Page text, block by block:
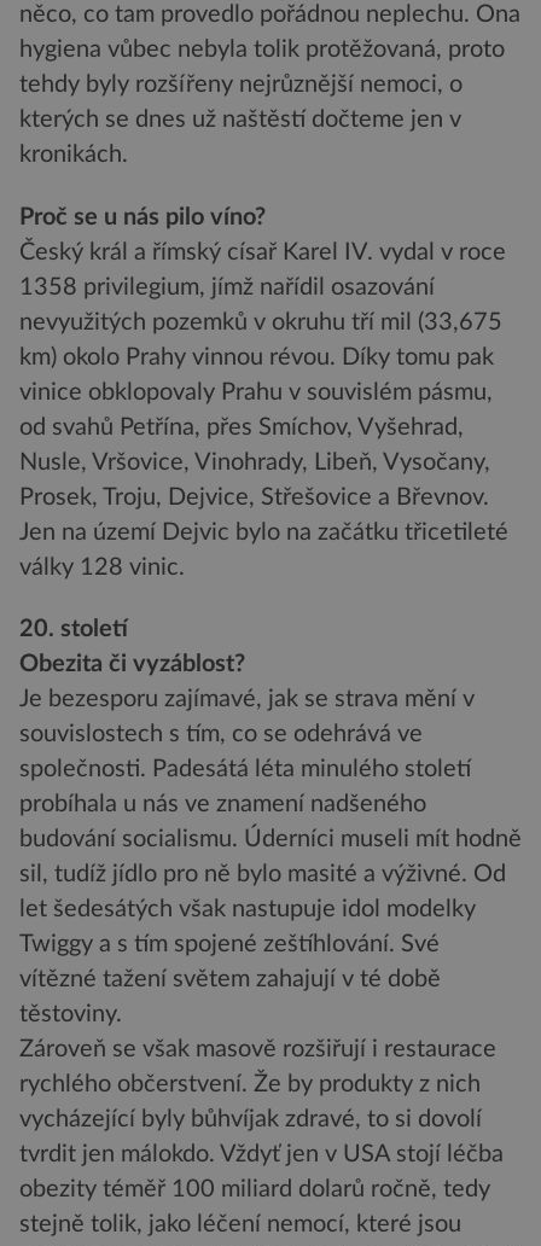
něco, co tam provedlo pořádnou neplechu. Ona
hygiena vůbec nebyla tolik protěžovaná, proto
tehdy byly rozšířeny nejrůznější nemoci, o
kterých se dnes už naštěstí dočteme jen v
kronikách.
Proč se u nás pilo víno?
Český král a římský císař Karel IV. vydal v roce
1358 privilegium, jímž nařídil osazování
nevyužitých pozemků v okruhu tří mil (33,675
km) okolo Prahy vinnou révou. Díky tomu pak
vinice obklopovaly Prahu v souvislém pásmu,
od svahů Petřína, přes Smíchov, Vyšehrad,
Nusle, Vršovice, Vinohrady, Libeň, Vysočany,
Prosek, Troju, Dejvice, Střešovice a Břevnov.
Jen na území Dejvic bylo na začátku třicetileté
války 128 vinic.
20. století
Obezita či vyzáblost?
Je bezesporu zajímavé, jak se strava mění v
souvislostech s tím, co se odehrává ve
společnosti. Padesátá léta minulého století
probíhala u nás ve znamení nadšeného
budování socialismu. Úderníci museli mít hodně
sil, tudíž jídlo pro ně bylo masité a výživné. Od
let šedesátých však nastupuje idol modelky
Twiggy a s tím spojené zeštíhlování. Své
vítězné tažení světem zahajují v té době
těstoviny.
Zároveň se však masově rozšiřují i restaurace
rychlého občerstvení. Že by produkty z nich
vycházející byly bůhvíjak zdravé, to si dovolí
tvrdit jen málokdo. Vždyť jen v USA stojí léčba
obezity téměř 100 miliard dolarů ročně, tedy
stejně tolik, jako léčení nemocí, které jsou